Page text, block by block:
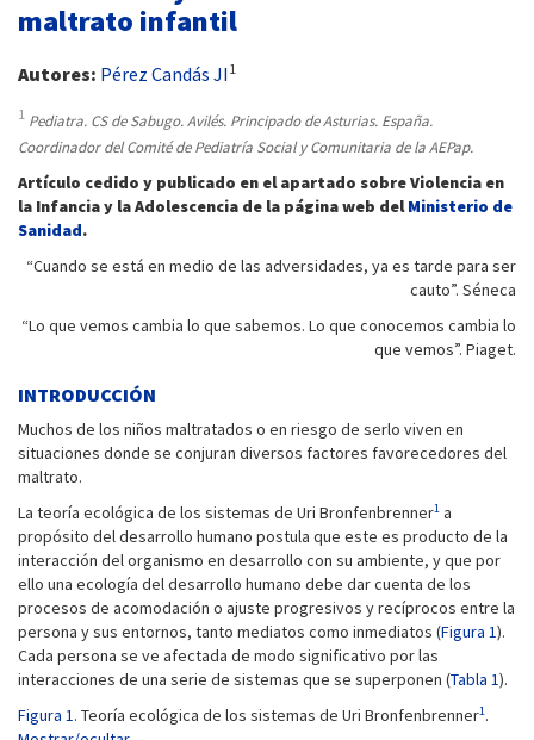
maltrato infantil
Autores: Pérez Candás JI1
1 Pediatra. CS de Sabugo. Avilés. Principado de Asturias. España.
Coordinador del Comité de Pediatría Social y Comunitaria de la AEPap.
Artículo cedido y publicado en el apartado sobre Violencia en
la Infancia y la Adolescencia de la página web delMinisterio de
Sanidad.
“Cuando se está en medio de las adversidades, ya es tarde para ser
cauto”. Séneca
“Lo que vemos cambia lo que sabemos. Lo que conocemos cambia lo
que vemos”. Piaget.
INTRODUCCIÓN
Muchos de los niños maltratados o en riesgo de serlo viven en
situaciones donde se conjuran diversos factores favorecedores del
maltrato.
La teoría ecológica de los sistemas de Uri Bronfenbrenner1 a
propósito del desarrollo humano postula que este es producto de la
interacción del organismo en desarrollo con su ambiente, y que por
ello una ecología del desarrollo humano debe dar cuenta de los
procesos de acomodación o ajuste progresivos y recíprocos entre la
persona y sus entornos, tanto mediatos como inmediatos (Figura 1).
Cada persona se ve afectada de modo significativo por las
interacciones de una serie de sistemas que se superponen (Tabla 1).
Figura 1. Teoría ecológica de los sistemas de Uri Bronfenbrenner1.